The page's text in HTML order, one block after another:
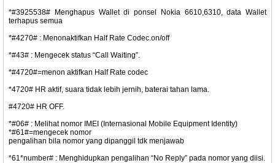
*#3925538# Menghapus Wallet di ponsel Nokia 6610,6310, data Wallet
terhapus semua
*#4270# : Menonaktifkan Half Rate Codec.on/off
*#43# : Mengecek status “Call Waiting”.
*#4720#=menon aktifkan Half Rate codec
*4720# HR aktif, suara tidak lebih jernih, baterai tahan lama.
#4720# HR OFF.
*#06# : Melihat nomor IMEI (Internasional Mobile Equipment Identity)
*#61#=mengecek nomor
pengalihan bila nomor yang dipanggil tdk menjawab
*61*number# : Menghidupkan pengalihan “No Reply” pada nomor yang diisi.